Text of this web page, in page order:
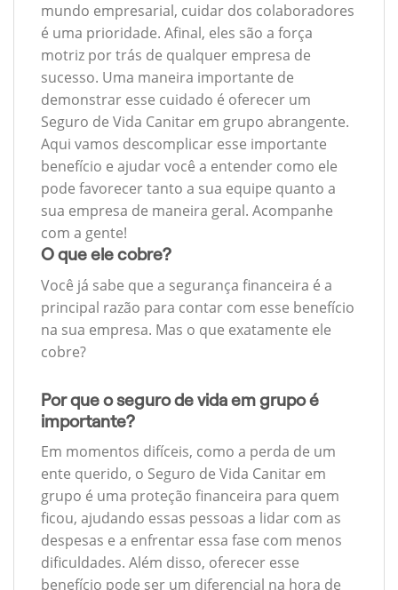
mundo empresarial, cuidar dos colaboradores
é uma prioridade. Afinal, eles são a força
motriz por trás de qualquer empresa de
sucesso. Uma maneira importante de
demonstrar esse cuidado é oferecer um
Seguro de Vida Canitar em grupo abrangente.
Aqui vamos descomplicar esse importante
benefício e ajudar você a entender como ele
pode favorecer tanto a sua equipe quanto a
sua empresa de maneira geral. Acompanhe
com a gente!
O que ele cobre?
Você já sabe que a segurança financeira é a
principal razão para contar com esse benefício
na sua empresa. Mas o que exatamente ele
cobre?
Por que o seguro de vida em grupo é
importante?
Em momentos difíceis, como a perda de um
ente querido, o Seguro de Vida Canitar em
grupo é uma proteção financeira para quem
ficou, ajudando essas pessoas a lidar com as
despesas e a enfrentar essa fase com menos
dificuldades. Além disso, oferecer esse
benefício pode ser um diferencial na hora de